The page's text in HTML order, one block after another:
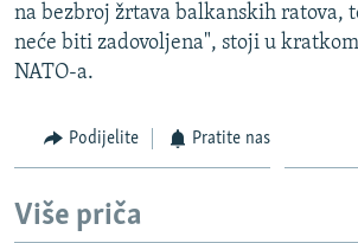
ISPRIČAJ MI
DNEVNO@RSE
VIŠE OD NASLOVA
POPLAVE I KLIZIŠTA U BIH 2024.
PRATITE NAS
na bezbroj žrtava balkanskih ratova,
neće biti zadovoljena", stoji u
NATO-a.
Podijelite Pratite nas
Više priča